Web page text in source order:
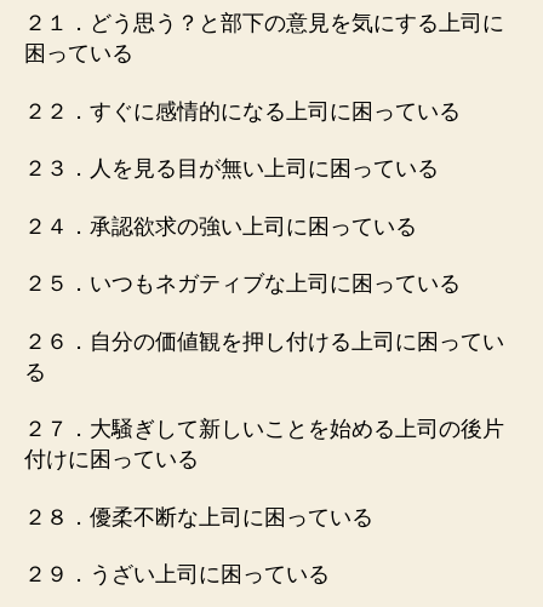
２１．どう思う？と部下の意見を気にする上司に
困っている
２２．すぐに感情的になる上司に困っている
２３．人を見る目が無い上司に困っている
２４．承認欲求の強い上司に困っている
２５．いつもネガティブな上司に困っている
２６．自分の価値観を押し付ける上司に困ってい
る
２７．大騒ぎして新しいことを始める上司の後片
付けに困っている
２８．優柔不断な上司に困っている
２９．うざい上司に困っている